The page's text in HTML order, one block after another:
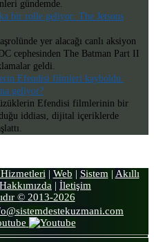
gündemde.
bir rolle geliyor: The Jetsons
yer alacağı canlı aksiyon
cephesinden The Batman Part II
geldi.
Efendisi filmleri kayboldu:
geliyor?
Efendisi filmlerinin bir
iddiası, dijital içeriklerde
| Web | Sistem | Akıllı
Hakkımızda | İletişim
© 2013-2026